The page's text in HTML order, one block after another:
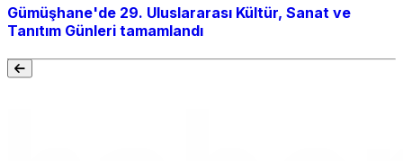
Gümüşhane'de 29. Uluslararası Kültür, Sanat ve
Tanıtım Günleri tamamlandı